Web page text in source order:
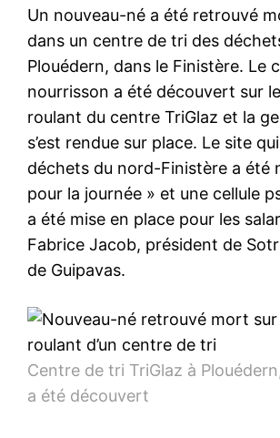
Un nouveau-né a été retrouvé
dans un centre de tri des
Plouédern, dans le Finistère. Le
nourrisson a été découvert sur
roulant du centre TriGlaz et la
s’est rendue sur place. Le site
déchets du nord-Finistère a été
pour la journée » et une cellule
a été mise en place pour les
Fabrice Jacob, président de
de Guipavas.
Centre de tri TriGlaz à
a été découvert